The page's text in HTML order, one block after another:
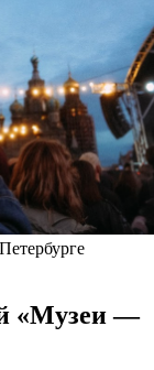
«Музеи —